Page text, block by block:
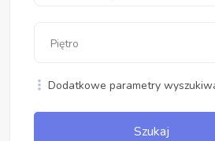
Piętro
Dodatkowe parametry
Szukaj